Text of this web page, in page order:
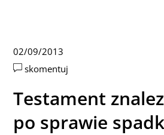
02/09/2013
skomentuj
Testament
po sprawie